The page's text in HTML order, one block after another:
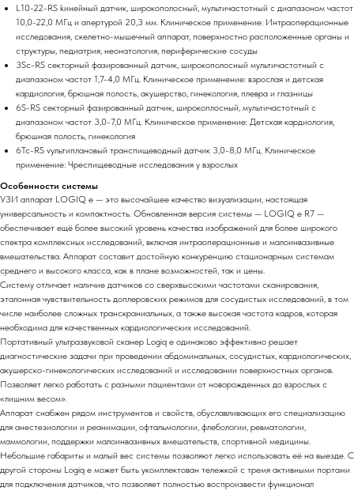
L10-22-RS kинейный датчик, широкополосный, мультичастотный с диапазоном частот
10,0-22,0 МГц и апертурой 20,3 мм. Клиническое применение: Интраоперационные
исследования, скелетно-мышечный аппарат, поверхностно расположенные органы и
структуры, педиатрия, неонатология, периферические сосуды
3Sc-RS секторный фазированный датчик, широкополосный мультичастотный с
диапазоном частот 1,7-4,0 МГц. Клиническое применение: взрослая и детская
кардиология, брюшная полость, акушерство, гинекология, плевра и глазницы
6S-RS cекторный фазированный датчик, широкоплосный, мультичастотный с
диапазоном частот 3,0-7,0 МГц. Клиническое применение: Детская кардиология,
брюшная полость, гинекология
6Tc-RS vультиплановый транспищеводный датчик 3,0-8,0 МГц. Клиническое
применение: Чреспищеводные исследования у взрослых
Особенности системы
УЗИ аппарат LOGIQ e — это высочайшее качество визуализации, настоящая
универсальность и компактность. Обновленная версия системы — LOGIQ e R7 —
обеспечивает ещё более высокий уровень качества изображений для более широкого
спектра комплексных исследований, включая интраоперационные и малоинвазивные
вмешательства. Аппарат составит достойную конкуренцию стационарным системам
среднего и высокого класса, как в плане возможностей, так и цены.
Систему отличает наличие датчиков со сверхвысокими частотами сканирования,
эталонная чувствительность доплеровских режимов для сосудистых исследований, в том
числе наиболее сложных транскраниальных, а также высокая частота кадров, которая
необходима для качественных кардиологических исследований.
Портативный ультразвуковой сканер Logiq e одинаково эффективно решает
диагностические задачи при проведении абдоминальных, сосудистых, кардиологических,
акушерско-гинекологических исследований и исследовании поверхностных органов.
Позволяет легко работать с разными пациентами от новорожденных до взрослых с
«лишним весом».
Аппарат снабжен рядом инструментов и свойств, обуславливающих его специализацию
для анестезиологии и реанимации, офтальмологии, флебологии, ревматологии,
маммологии, поддержки малоинвазивных вмешательств, спортивной медицины.
Небольшие габариты и малый вес системы позволяют легко использовать её на выезде. С
другой стороны Logiq e может быть укомплектован тележкой с тремя активными портами
для подключения датчиков, что позволяет полностью воспроизвести функционал